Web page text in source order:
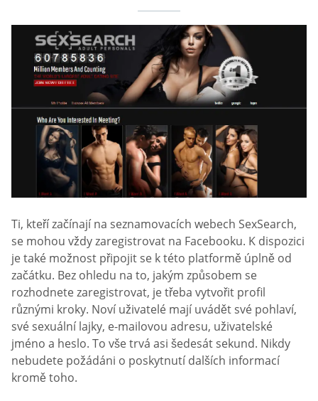
Ti, kteří začínají na seznamovacích webech SexSearch,
se mohou vždy zaregistrovat na Facebooku. K dispozici
je také možnost připojit se k této platformě úplně od
začátku. Bez ohledu na to, jakým způsobem se
rozhodnete zaregistrovat, je třeba vytvořit profil
různými kroky. Noví uživatelé mají uvádět své pohlaví,
své sexuální lajky, e-mailovou adresu, uživatelské
jméno a heslo. To vše trvá asi šedesát sekund. Nikdy
nebudete požádáni o poskytnutí dalších informací
kromě toho.